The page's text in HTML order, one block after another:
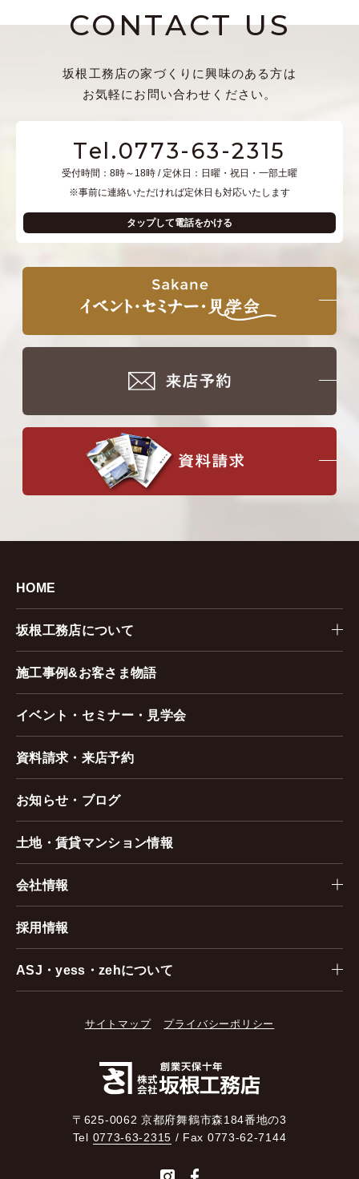
CONTACT US
坂根工務店の家づくりに興味のある方は
お気軽にお問い合わせください。
Tel.0773-63-2315
受付時間：8時～18時 / 定休日：日曜・祝日・一部土曜
※事前に連絡いただければ定休日も対応いたします
タップして電話をかける
HOME
坂根工務店について
施工事例&お客さま物語
イベント・セミナー・見学会
資料請求・来店予約
お知らせ・ブログ
土地・賃貸マンション情報
会社情報
採用情報
ASJ・yess・zehについて
サイトマップ プライバシーポリシー
〒625-0062 京都府舞鶴市森184番地の3
Tel 0773-63-2315 / Fax 0773-62-7144